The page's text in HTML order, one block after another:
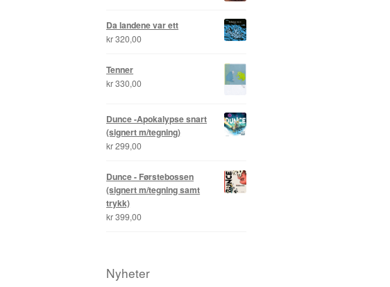
Da landene var ett
kr320,00
Tenner
kr330,00
Dunce -Apokalypse snart
(signert m/tegning)
kr299,00
Dunce - Førstebossen
(signert m/tegning samt
trykk)
kr399,00
Nyheter